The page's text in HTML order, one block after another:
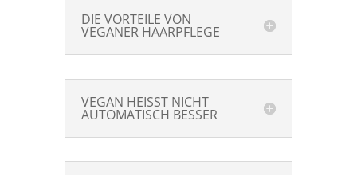
DIE VORTEILE VON
VEGANER HAARPFLEGE
VEGAN HEISST NICHT
AUTOMATISCH BESSER